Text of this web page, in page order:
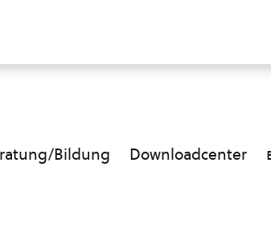
Bildung Downloadcenter